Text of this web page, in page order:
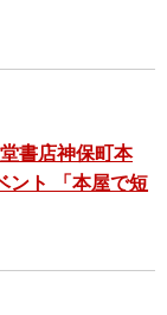
書店神保町本
ト 「本屋で短